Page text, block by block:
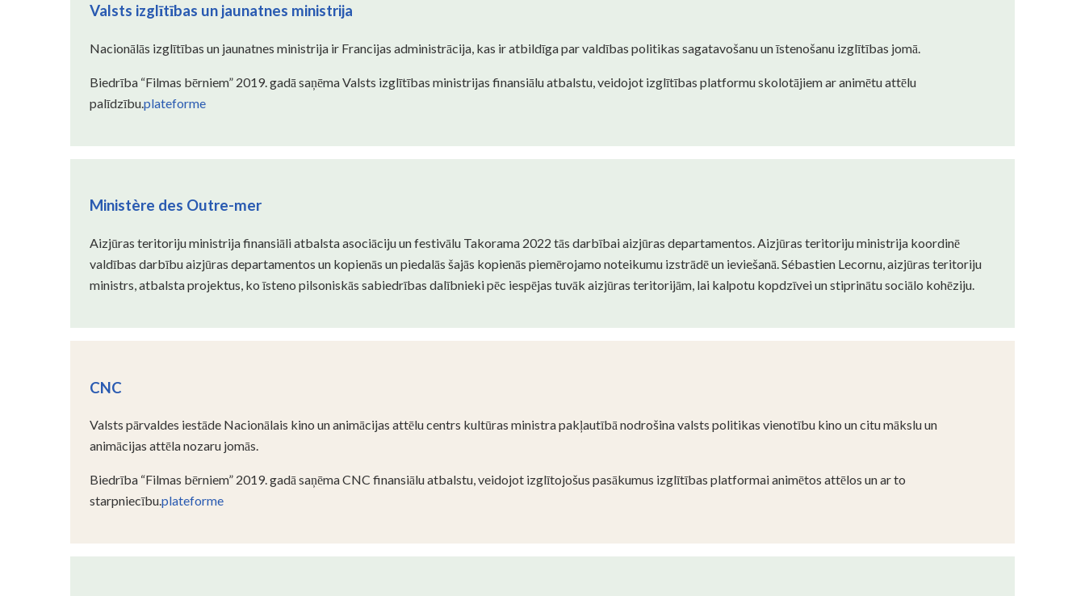
Valsts izglītības un jaunatnes ministrija
Nacionālās izglītības un jaunatnes ministrija ir Francijas administrācija, kas ir atbildīga par valdības politikas sagatavošanu un īstenošanu izglītības jomā.
Biedrība “Filmas bērniem” 2019. gadā saņēma Valsts izglītības ministrijas finansiālu atbalstu, veidojot izglītības platformu skolotājiem ar animētu attēlu
palīdzību.plateforme
Ministère des Outre-mer
Aizjūras teritoriju ministrija finansiāli atbalsta asociāciju un festivālu Takorama 2022 tās darbībai aizjūras departamentos. Aizjūras teritoriju ministrija koordinē
valdības darbību aizjūras departamentos un kopienās un piedalās šajās kopienās piemērojamo noteikumu izstrādē un ieviešanā. Sébastien Lecornu, aizjūras teritoriju
ministrs, atbalsta projektus, ko īsteno pilsoniskās sabiedrības dalībnieki pēc iespējas tuvāk aizjūras teritorijām, lai kalpotu kopdzīvei un stiprinātu sociālo kohēziju.
CNC
Valsts pārvaldes iestāde Nacionālais kino un animācijas attēlu centrs kultūras ministra pakļautībā nodrošina valsts politikas vienotību kino un citu mākslu un
animācijas attēla nozaru jomās.
Biedrība “Filmas bērniem” 2019. gadā saņēma CNC finansiālu atbalstu, veidojot izglītojošus pasākumus izglītības platformai animētos attēlos un ar to
starpniecību.plateforme